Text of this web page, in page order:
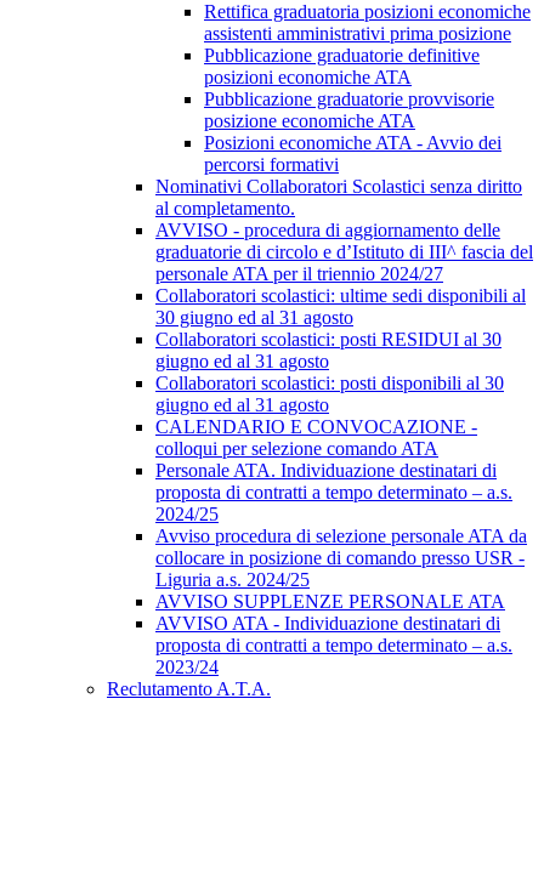
Rettifica graduatoria posizioni economiche
assistenti amministrativi prima posizione
Pubblicazione graduatorie definitive
posizioni economiche ATA
Pubblicazione graduatorie provvisorie
posizione economiche ATA
Posizioni economiche ATA - Avvio dei
percorsi formativi
Nominativi Collaboratori Scolastici senza diritto
al completamento.
AVVISO - procedura di aggiornamento delle
graduatorie di circolo e d’Istituto di III^ fascia del
personale ATA per il triennio 2024/27
Collaboratori scolastici: ultime sedi disponibili al
30 giugno ed al 31 agosto
Collaboratori scolastici: posti RESIDUI al 30
giugno ed al 31 agosto
Collaboratori scolastici: posti disponibili al 30
giugno ed al 31 agosto
CALENDARIO E CONVOCAZIONE -
colloqui per selezione comando ATA
Personale ATA. Individuazione destinatari di
proposta di contratti a tempo determinato – a.s.
2024/25
Avviso procedura di selezione personale ATA da
collocare in posizione di comando presso USR -
Liguria a.s. 2024/25
AVVISO SUPPLENZE PERSONALE ATA
AVVISO ATA - Individuazione destinatari di
proposta di contratti a tempo determinato – a.s.
2023/24
Reclutamento A.T.A.